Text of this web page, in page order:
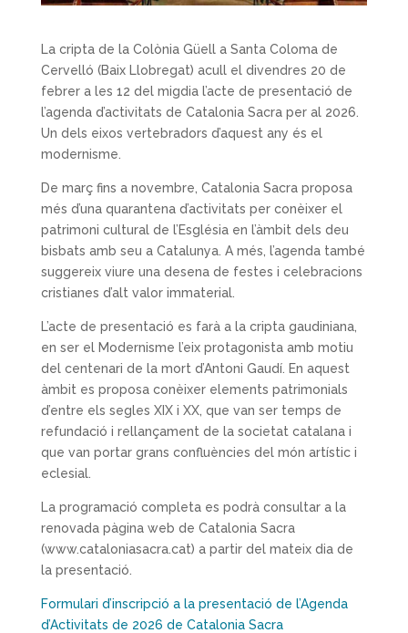
La cripta de la Colònia Güell a Santa Coloma de
Cervelló (Baix Llobregat) acull el divendres 20 de
febrer a les 12 del migdia l’acte de presentació de
l’agenda d’activitats de Catalonia Sacra per al 2026.
Un dels eixos vertebradors d’aquest any és el
modernisme.
De març fins a novembre, Catalonia Sacra proposa
més d’una quarantena d’activitats per conèixer el
patrimoni cultural de l’Església en l’àmbit dels deu
bisbats amb seu a Catalunya. A més, l’agenda també
suggereix viure una desena de festes i celebracions
cristianes d’alt valor immaterial.
L’acte de presentació es farà a la cripta gaudiniana,
en ser el Modernisme l’eix protagonista amb motiu
del centenari de la mort d’Antoni Gaudí. En aquest
àmbit es proposa conèixer elements patrimonials
d’entre els segles XIX i XX, que van ser temps de
refundació i rellançament de la societat catalana i
que van portar grans confluències del món artístic i
eclesial.
La programació completa es podrà consultar a la
renovada pàgina web de Catalonia Sacra
(www.cataloniasacra.cat) a partir del mateix dia de
la presentació.
Formulari d’inscripció a la presentació de l’Agenda
d’Activitats de 2026 de Catalonia Sacra